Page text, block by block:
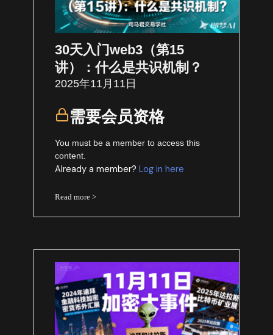
30天入门web3（第15
讲）：什么是共识机制？
2025年11月11日
需要会员资格
You must be a member to access this
content.
Already a member?Log in here
Read more >